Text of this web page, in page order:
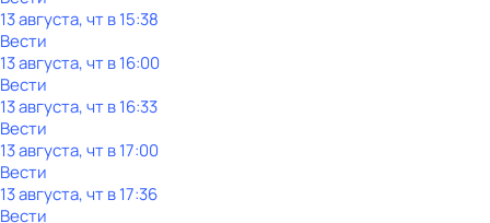
13 августа, чт в 15:38
Вести
13 августа, чт в 16:00
Вести
13 августа, чт в 16:33
Вести
13 августа, чт в 17:00
Вести
13 августа, чт в 17:36
Вести